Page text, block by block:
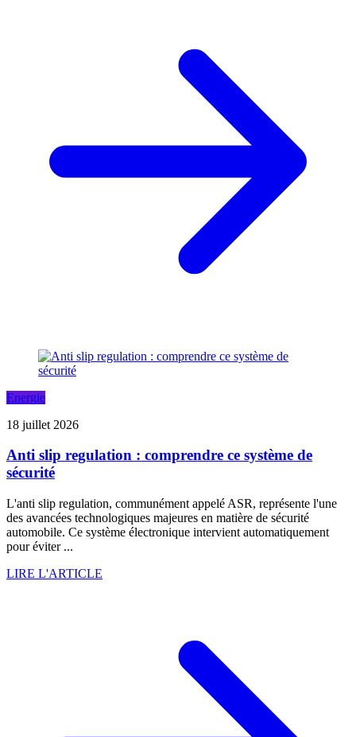
Energie
18 juillet 2026
Anti slip regulation : comprendre ce système de
sécurité
L'anti slip regulation, communément appelé ASR, représente l'une
des avancées technologiques majeures en matière de sécurité
automobile. Ce système électronique intervient automatiquement
pour éviter ...
LIRE L'ARTICLE